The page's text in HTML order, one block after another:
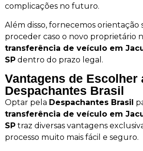
complicações no futuro.
Além disso, fornecemos orientação
proceder caso o novo proprietário
transferência de veículo em
SP dentro do prazo legal.
Vantagens de Escolher
Despachantes Brasil
Optar pela Despachantes Brasil
transferência de veículo em
SP traz diversas vantagens
processo muito mais fácil e seguro.